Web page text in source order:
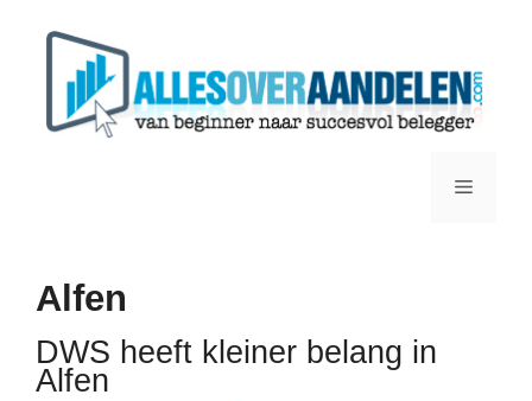
Menu
Alfen
DWS heeft kleiner belang in
Alfen